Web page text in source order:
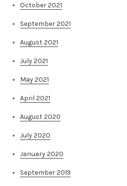
October 2021
September 2021
August 2021
July 2021
May 2021
April 2021
August 2020
July 2020
January 2020
September 2019